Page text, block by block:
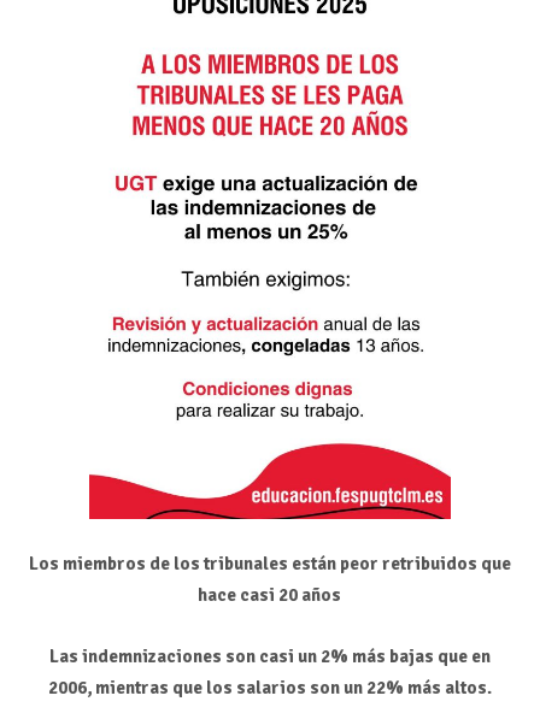
Los miembros de los tribunales están peor retribuidos que
hace casi 20 años
Las indemnizaciones son casi un 2% más bajas que en
2006, mientras que los salarios son un 22% más altos.